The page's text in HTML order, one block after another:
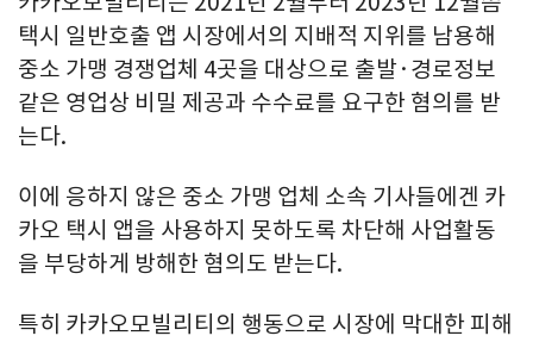
택시 일반호출 앱 시장에서의 지배적 지위를 남용해
중소 가맹 경쟁업체 4곳을 대상으로 출발·경로정보
같은 영업상 비밀 제공과 수수료를 요구한 혐의를 받
는다.
이에 응하지 않은 중소 가맹 업체 소속 기사들에겐 카
카오 택시 앱을 사용하지 못하도록 차단해 사업활동
을 부당하게 방해한 혐의도 받는다.
특히 카카오모빌리티의 행동으로 시장에 막대한 피해